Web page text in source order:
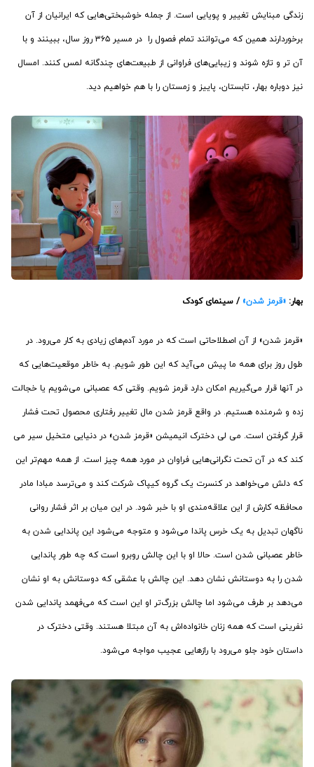
زندگی مبنایش تغییر و پویایی است. از جمله خوشبختی‌هایی که ایرانیان از آن
برخوردارند همین که می‌توانند تمام فصول را در مسیر ۳۶۵ روز سال، ببینند و با
آن تر و تازه شوند و زیبایی‌های فراوانی از طبیعت‌های چندگانه لمس کنند. امسال
نیز دوباره بهار، تابستان، پاییز و زمستان را با هم خواهیم دید.
بهار: «قرمز شدن» / سینمای کودک
«قرمز شدن» از آن اصطلاحاتی است که در مورد آدم‌های زیادی به کار می‌رود. در
طول روز برای همه ما پیش می‌آید که این طور شویم. به خاطر موقعیت‌هایی که
در آنها قرار می‌گیریم امکان دارد قرمز شویم. وقتی که عصبانی می‌شویم یا خجالت
زده و شرمنده هستیم. در واقع قرمز شدن مال تغییر رفتاری محصول تحت فشار
قرار گرفتن است. می لی دخترک انیمیشن «قرمز شدن» در دنیایی متخیل سیر می
کند که در آن تحت نگرانی‌هایی فراوان در مورد همه چیز است. از همه مهم‌تر این
که دلش می‌خواهد در کنسرت یک گروه کیپاک شرکت کند و می‌ترسد مبادا مادر
محافظه کارش از این علاقه‌مندی او با خبر شود. در این میان بر اثر فشار روانی
ناگهان تبدیل به یک خرس پاندا می‌شود و متوجه می‌شود این پاندایی شدن به
خاطر عصبانی شدن است. حالا او با این چالش روبرو است که چه طور پاندایی
شدن را به دوستانش نشان دهد. این چالش با عشقی که دوستانش به او نشان
می‌دهد بر طرف می‌شود اما چالش بزرگ‌تر او این است که می‌فهمد پاندایی شدن
نفرینی است که همه زنان خانواده‌اش به آن مبتلا هستند. وقتی دخترک در
داستان خود جلو می‌رود با رازهایی عجیب مواجه می‌شود.